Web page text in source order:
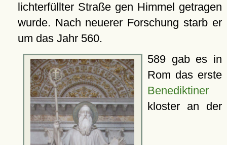
lichterfüllter Straße gen Himmel getragen
wurde. Nach neuerer Forschung starb er
um das Jahr 560.
589 gab es in
Rom das erste
Benediktiner
kloster an der